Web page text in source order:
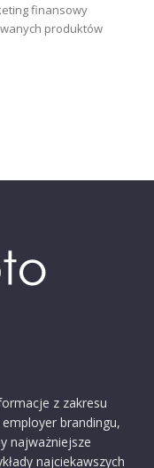
finansowy
produktów
z zakresu
brandingu,
najważniejsze
najciekawszych